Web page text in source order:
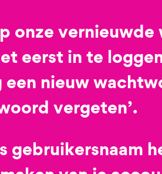
onze vernieuwde
eerst in te
een nieuw
vergeten’.
gebruikersnaam